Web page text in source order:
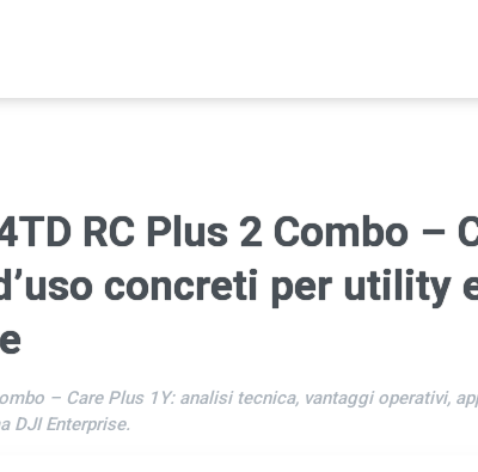
RC Plus 2 Combo –
concreti per utility
– Care Plus 1Y: analisi tecnica, vantaggi operativi,
DJI Enterprise.